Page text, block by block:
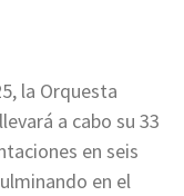
la Orquesta
a cabo su 33
en seis
en el